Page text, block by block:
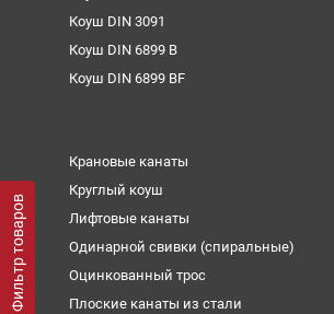
Фильтр товаров
Коуш DIN 3091
Коуш DIN 6899 B
Коуш DIN 6899 BF
Крановые канаты
Круглый коуш
Лифтовые канаты
Одинарной свивки (спиральные)
Оцинкованный трос
Плоские канаты из стали